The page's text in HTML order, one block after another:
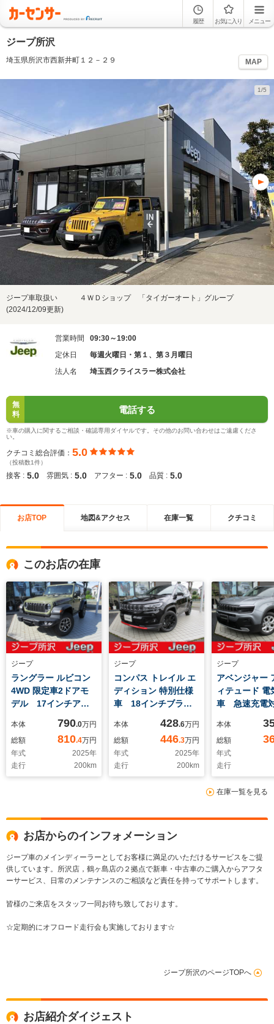
履歴 お気に入り メニュー
ジープ所沢
埼玉県所沢市西新井町１２－２９ MAP
1/5
ジープ車取扱い ４ＷＤショップ 「タイガーオート」グループ
(2024/12/09更新)
営業時間
09:30～19:00
定休日
毎週火曜日・第１、第３月曜日
法人名
埼玉西クライスラー株式会社
無
料
電話する
※車の購入に関するご相談・確認専用ダイヤルです。その他のお問い合わせはご遠慮くださ
い。
クチコミ総合評価： 5.0
（投稿数1件）
接客 : 5.0 雰囲気 : 5.0 アフター : 5.0 品質 : 5.0
お店TOP 地図&アクセス 在庫一覧 クチコミ
このお店の在庫
ジープ
ラングラー ルビコン
4WD 限定車2ドアモ
デル 17インチアル
12.3インチナビ フロ
ントシートヒーター
ステアリングヒータ
ー ETC2.0 バック
カメラ LEDヘッドラ
本体 790.0万円
総額
810.4万円
年式
2025年
走行
200km
ジープ
コンパス トレイル エ
ディション 特別仕様
車 18インチブラッ
クセント(内外装)
10.1インチナビ
ETC2.0 バックカメ
ラ アダプティブクル
ーズコントロール
ートヘッドライト
本体 428.6万円
総額
446.3万円
年式
2025年
走行
200km
ジープ
アベンジャー
ィテュード 電
車 急速充
証付き
ルミホイール
シート シー
ー パワーシ
ワーリアゲー
本体
総額
年式
走行
在庫一覧を見る
お店からのインフォメーション
ジープ車のメインディーラーとしてお客様に満足のいただけるサービスをご提
供しています。所沢店，鶴ヶ島店の２拠点で新車・中古車のご購入からアフタ
ーサービス、日常のメンテナンスのご相談など責任を持ってサポートします。
皆様のご来店をスタッフ一同お待ち致しております。
☆定期的にオフロード走行会も実施しております☆
ジープ所沢のページTOPへ
お店紹介ダイジェスト